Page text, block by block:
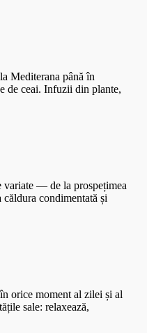
Mediterana până în
de ceai. Infuzii din plante,
variate — de la prospețimea
condimentată și
orice moment al zilei și al
sale: relaxează,